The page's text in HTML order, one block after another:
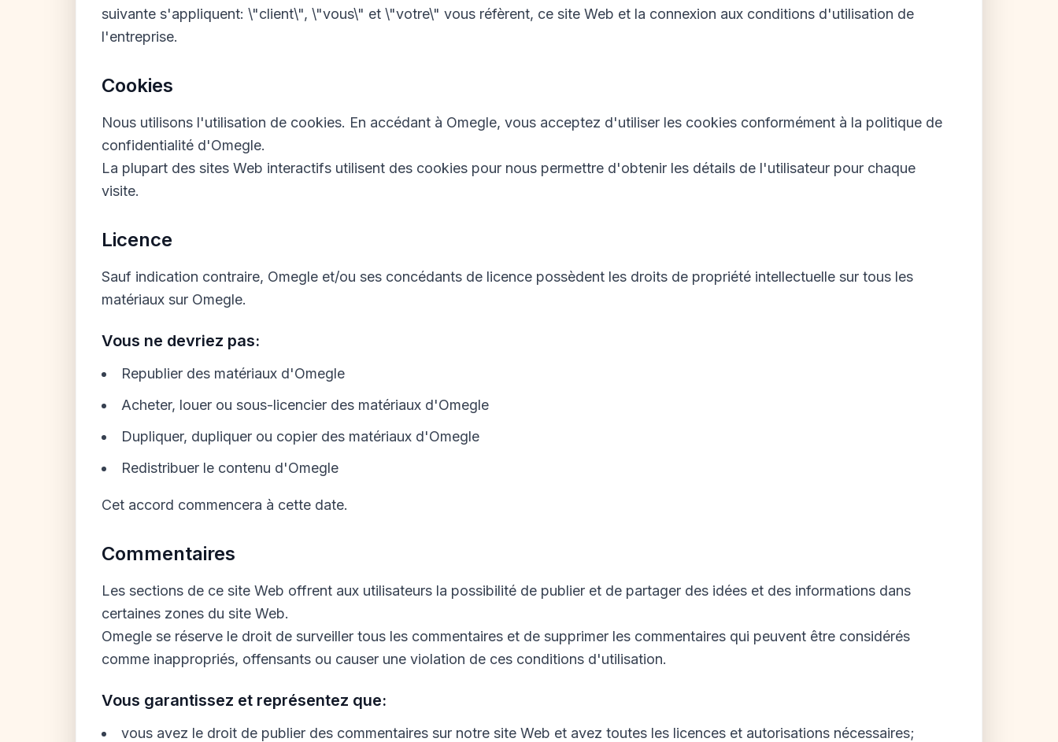
suivante s'appliquent: \"client\", \"vous\" et \"votre\" vous réfèrent, ce site Web et la connexion aux conditions d'utilisation de
l'entreprise.
Cookies
Nous utilisons l'utilisation de cookies. En accédant à Omegle, vous acceptez d'utiliser les cookies conformément à la politique de
confidentialité d'Omegle.
La plupart des sites Web interactifs utilisent des cookies pour nous permettre d'obtenir les détails de l'utilisateur pour chaque
visite.
Licence
Sauf indication contraire, Omegle et/ou ses concédants de licence possèdent les droits de propriété intellectuelle sur tous les
matériaux sur Omegle.
Vous ne devriez pas:
Republier des matériaux d'Omegle
Acheter, louer ou sous-licencier des matériaux d'Omegle
Dupliquer, dupliquer ou copier des matériaux d'Omegle
Redistribuer le contenu d'Omegle
Cet accord commencera à cette date.
Commentaires
Les sections de ce site Web offrent aux utilisateurs la possibilité de publier et de partager des idées et des informations dans
certaines zones du site Web.
Omegle se réserve le droit de surveiller tous les commentaires et de supprimer les commentaires qui peuvent être considérés
comme inappropriés, offensants ou causer une violation de ces conditions d'utilisation.
Vous garantissez et représentez que:
vous avez le droit de publier des commentaires sur notre site Web et avez toutes les licences et autorisations nécessaires;